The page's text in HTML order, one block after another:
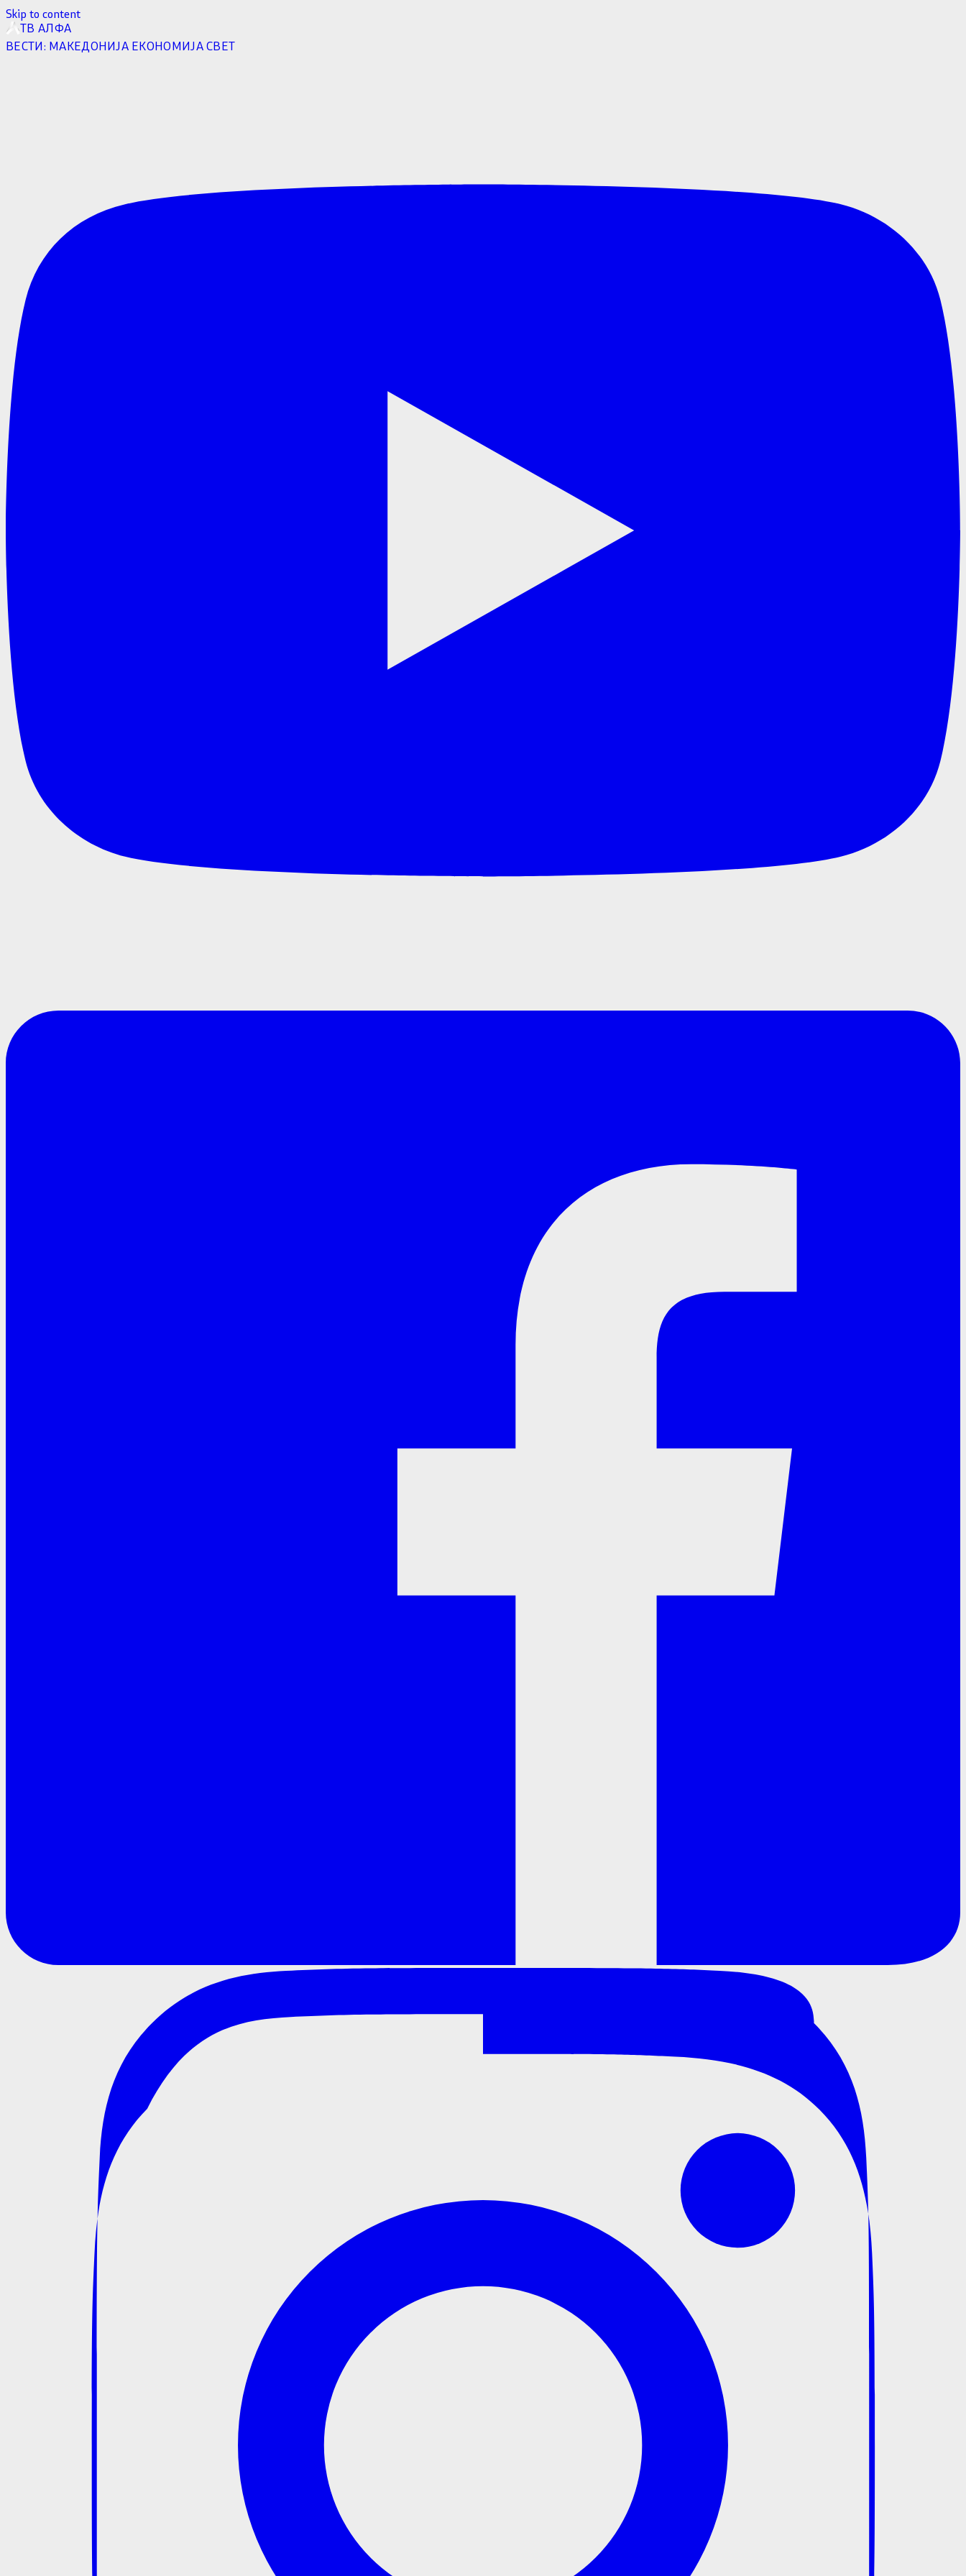
Skip to content
ТВ АЛФА
ВЕСТИ: МАКЕДОНИЈА ЕКОНОМИЈАСВЕТ